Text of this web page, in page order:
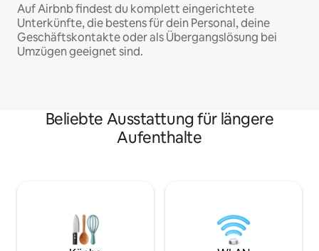
Auf Airbnb findest du komplett eingerichtete
Unterkünfte, die bestens für dein Personal, deine
Geschäftskontakte oder als Übergangslösung bei
Umzügen geeignet sind.
Beliebte Ausstattung für längere
Aufenthalte